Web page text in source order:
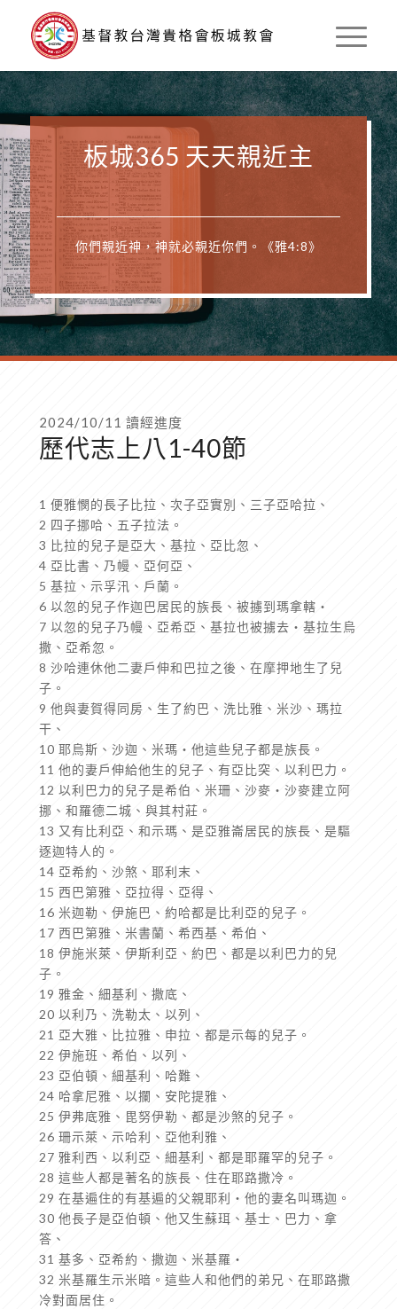
板城365 天天親近主
你們親近神，神就必親近你們。《雅4:8》
2024/10/11 讀經進度
歷代志上八1-40節
1 便雅憫的長子比拉、次子亞實別、三子亞哈拉、
2 四子挪哈、五子拉法。
3 比拉的兒子是亞大、基拉、亞比忽、
4 亞比書、乃幔、亞何亞、
5 基拉、示孚汛、戶蘭。
6 以忽的兒子作迦巴居民的族長、被擄到瑪拿轄‧
7 以忽的兒子乃幔、亞希亞、基拉也被擄去‧基拉生烏
撒、亞希忽。
8 沙哈連休他二妻戶伸和巴拉之後、在摩押地生了兒
子。
9 他與妻賀得同房、生了約巴、洗比雅、米沙、瑪拉
干、
10 耶烏斯、沙迦、米瑪‧他這些兒子都是族長。
11 他的妻戶伸給他生的兒子、有亞比突、以利巴力。
12 以利巴力的兒子是希伯、米珊、沙麥‧沙麥建立阿
挪、和羅德二城、與其村莊。
13 又有比利亞、和示瑪、是亞雅崙居民的族長、是驅
逐迦特人的。
14 亞希約、沙煞、耶利末、
15 西巴第雅、亞拉得、亞得、
16 米迦勒、伊施巴、約哈都是比利亞的兒子。
17 西巴第雅、米書蘭、希西基、希伯、
18 伊施米萊、伊斯利亞、約巴、都是以利巴力的兒
子。
19 雅金、細基利、撒底、
20 以利乃、洗勒太、以列、
21 亞大雅、比拉雅、申拉、都是示每的兒子。
22 伊施班、希伯、以列、
23 亞伯頓、細基利、哈難、
24 哈拿尼雅、以攔、安陀提雅、
25 伊弗底雅、毘努伊勒、都是沙煞的兒子。
26 珊示萊、示哈利、亞他利雅、
27 雅利西、以利亞、細基利、都是耶羅罕的兒子。
28 這些人都是著名的族長、住在耶路撒冷。
29 在基遍住的有基遍的父親耶利‧他的妻名叫瑪迦。
30 他長子是亞伯頓、他又生蘇珥、基士、巴力、拿
答、
31 基多、亞希約、撒迦、米基羅‧
32 米基羅生示米暗。這些人和他們的弟兄、在耶路撒
冷對面居住。